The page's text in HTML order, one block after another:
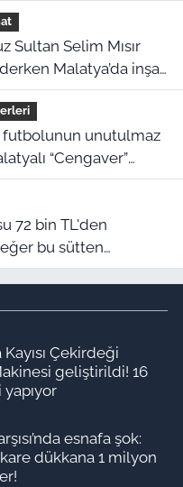
Malatya’da inşa
buranın ismi neden
“Cengaver”
ilham veren
bu sütten
Kayısı Çekirdeği
geliştirildi! 16
esnafa şok:
dükkana 1 milyon